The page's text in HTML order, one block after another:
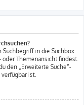
Suchbegriff in die Suchbox
Themenansicht findest.
den „Erweiterte Suche“-
ist.